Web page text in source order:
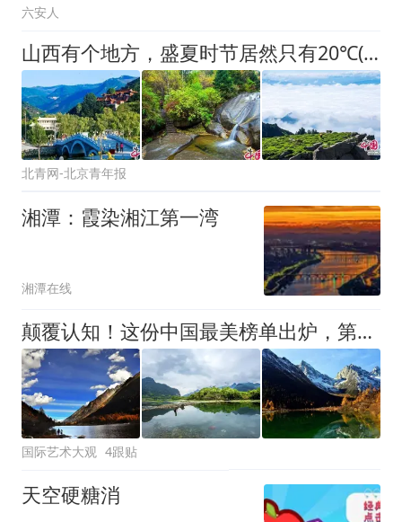
六安人
山西有个地方，盛夏时节居然只有20℃(图)
北青网-北京青年报
湘潭：霞染湘江第一湾
湘潭在线
颠覆认知！这份中国最美榜单出炉，第一名竟不是九寨沟？看完第一个我就坐不住了！
国际艺术大观 4跟贴
天空硬糖消